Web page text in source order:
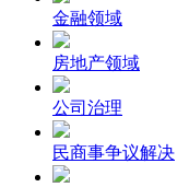
金融领域
房地产领域
公司治理
民商事争议解决